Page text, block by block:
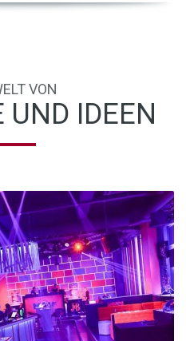
VON
UND IDEEN